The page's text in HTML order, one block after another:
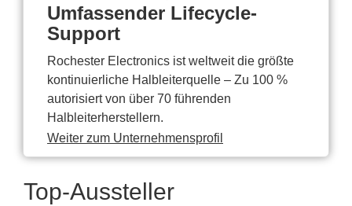
Umfassender Lifecycle-
Support
Rochester Electronics ist weltweit die größte
kontinuierliche Halbleiterquelle – Zu 100 %
autorisiert von über 70 führenden
Halbleiterherstellern.
Weiter zum Unternehmensprofil
Top-Aussteller